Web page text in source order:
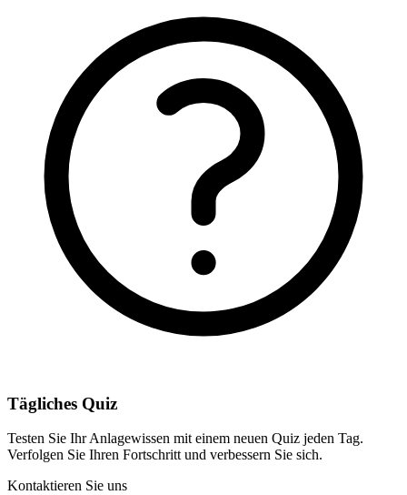
Tägliches Quiz
Testen Sie Ihr Anlagewissen mit einem neuen Quiz jeden Tag.
Verfolgen Sie Ihren Fortschritt und verbessern Sie sich.
Kontaktieren Sie uns